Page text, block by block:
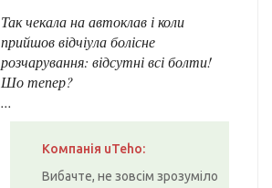
Так чекала на автоклав і коли
прийшов відчіула болісне
розчарування: відсутні всі болти!
Шо тепер?
...
Компанія uTeho:
Вибачте, не зовсім зрозуміло